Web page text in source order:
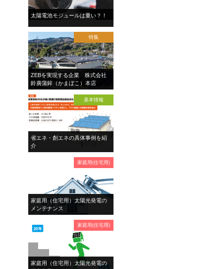
太陽電池モジュールは重い？！
特集
ZEBを実現する企業 株式会社
鈴廣蒲鉾（かまぼこ）本店
基本情報
省エネ・創エネの具体事例を紹
介
家庭用(住宅用)
家庭用（住宅用）太陽光発電の
メンテナンス
家庭用(住宅用)
家庭用（住宅用）太陽光発電の